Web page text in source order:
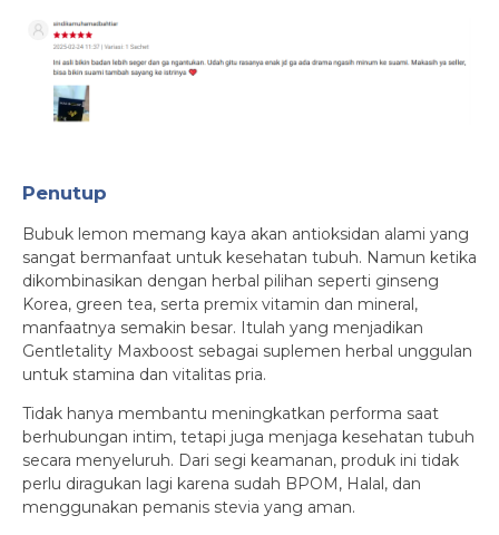
Penutup
Bubuk lemon memang kaya akan antioksidan alami yang
sangat bermanfaat untuk kesehatan tubuh. Namun ketika
dikombinasikan dengan herbal pilihan seperti ginseng
Korea, green tea, serta premix vitamin dan mineral,
manfaatnya semakin besar. Itulah yang menjadikan
Gentletality Maxboost sebagai suplemen herbal unggulan
untuk stamina dan vitalitas pria.
Tidak hanya membantu meningkatkan performa saat
berhubungan intim, tetapi juga menjaga kesehatan tubuh
secara menyeluruh. Dari segi keamanan, produk ini tidak
perlu diragukan lagi karena sudah BPOM, Halal, dan
menggunakan pemanis stevia yang aman.